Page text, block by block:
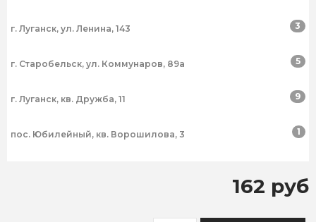
г. Луганск, ул. Ленина, 143 3
г. Старобельск, ул. Коммунаров, 89а 5
г. Луганск, кв. Дружба, 11 9
пос. Юбилейный, кв. Ворошилова, 3 1
162 руб